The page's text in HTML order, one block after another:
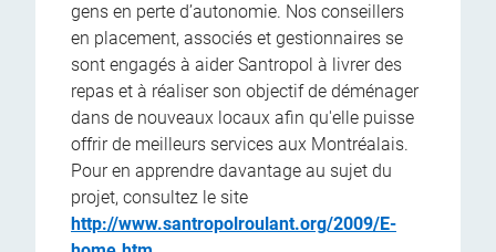
gens en perte d’autonomie. Nos conseillers
en placement, associés et gestionnaires se
sont engagés à aider Santropol à livrer des
repas et à réaliser son objectif de déménager
dans de nouveaux locaux afin qu'elle puisse
offrir de meilleurs services aux Montréalais.
Pour en apprendre davantage au sujet du
projet, consultez le site
http://www.santropolroulant.org/2009/E-